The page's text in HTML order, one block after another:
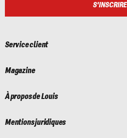
S'INSCRIRE
Service client
Magazine
À propos de Louis
Mentions juridiques